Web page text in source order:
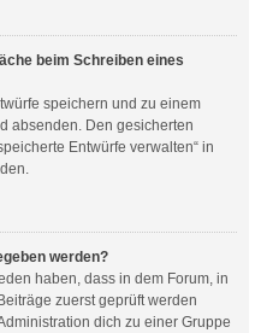
beim Schreiben eines
speichern und zu einem
absenden. Den gesicherten
Entwürfe verwalten“ in
werden?
haben, dass in dem Forum, in
zuerst geprüft werden
dich zu einer Gruppe